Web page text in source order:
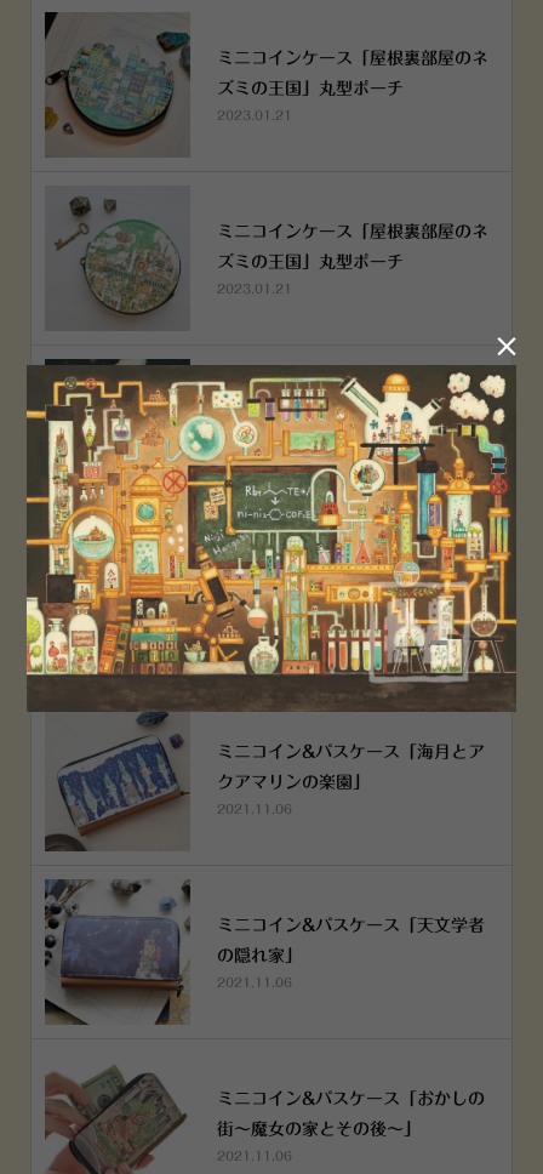
ミニコインケース「屋根裏部屋のネ
ズミの王国」丸型ポーチ
2023.01.21
ミニコインケース「屋根裏部屋のネ
ズミの王国」丸型ポーチ
2023.01.21
横浜赤レンガ倉庫店 12月6日 O
PEN！
2022.12.05
空想街雑貨店《吉祥寺本店》４月２
５日OPEN!
2022.03.29
ミニコイン&パスケース「海月とア
クアマリンの楽園」
2021.11.06
ミニコイン&パスケース「天文学者
の隠れ家」
2021.11.06
ミニコイン&パスケース「おかしの
街～魔女の家とその後～」
2021.11.06
